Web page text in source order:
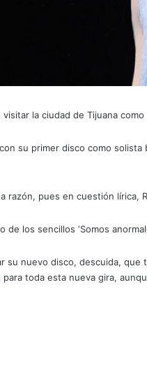
la ciudad de Tijuana
su primer disco como
razón, pues en cuestión lírica,
los sencillos ‘Somos
su nuevo disco, descuida,
toda esta nueva gira,